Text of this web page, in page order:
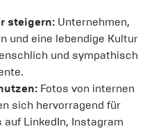
steigern: Unternehmen,
und eine lebendige Kultur
und sympathisch
Fotos von internen
sich hervorragend für
LinkedIn, Instagram